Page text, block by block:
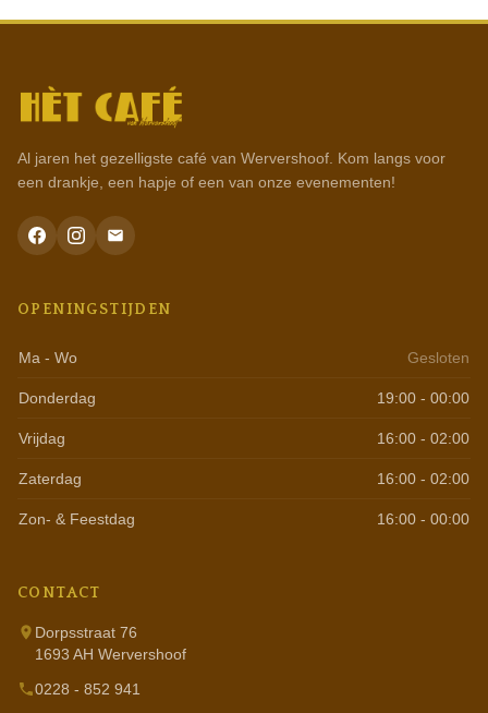
Al jaren het gezelligste café van Wervershoof. Kom langs voor
een drankje, een hapje of een van onze evenementen!
OPENINGSTIJDEN
Ma - Wo Gesloten
Donderdag 19:00 - 00:00
Vrijdag 16:00 - 02:00
Zaterdag 16:00 - 02:00
Zon- & Feestdag 16:00 - 00:00
CONTACT
Dorpsstraat 76
1693 AH Wervershoof
0228 - 852 941